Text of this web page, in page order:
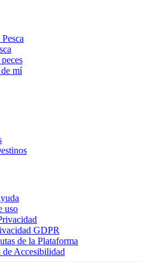
de mí
uso
GDPR
de la Plataforma
de Accesibilidad